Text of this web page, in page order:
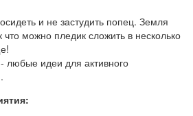
и не застудить попец. Земля
можно пледик сложить в несколько
любые идеи для активного